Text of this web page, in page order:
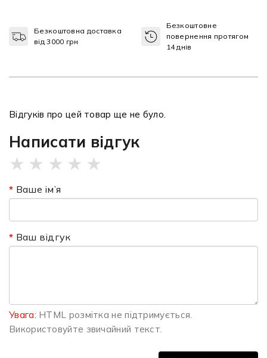
Безкоштовна доставка
від 3000 грн
Безкоштовне
повернення протягом
14 днів
Відгуків про цей товар ще не було.
Написати відгук
★ ★ ★ ★ ★
Ваше ім’я
Ваш відгук
Увага: HTML розмітка не підтримується.
Використовуйте звичайний текст.